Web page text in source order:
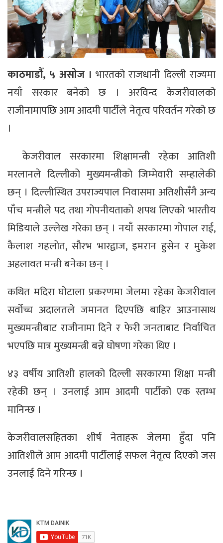
काठमाडौँ, ५ असोज । भारतको राजधानी दिल्ली राज्यमा
नयाँ सरकार बनेको छ । अरविन्द केजरीवालको
राजीनामापछि आम आदमी पार्टीले नेतृत्व परिवर्तन गरेको छ
।
केजरीवाल सरकारमा शिक्षामन्त्री रहेका आतिशी
मरलानले दिल्लीको मुख्यमन्त्रीको जिम्मेवारी सम्हालेकी
छन् । दिल्लीस्थित उपराज्यपाल निवासमा अतिशीसँगै अन्य
पाँच मन्त्रीले पद तथा गोपनीयताको शपथ लिएको भारतीय
मिडियाले उल्लेख गरेका छन् । नयाँ सरकारमा गोपाल राई,
कैलाश गहलोत, सौरभ भारद्वाज, इमरान हुसेन र मुकेश
अहलावत मन्त्री बनेका छन् ।
कथित मदिरा घोटाला प्रकरणमा जेलमा रहेका केजरीवाल
सर्वोच्च अदालतले जमानत दिएपछि बाहिर आउनासाथ
मुख्यमन्त्रीबाट राजीनामा दिने र फेरी जनताबाट निर्वाचित
भएपछि मात्र मुख्यमन्त्री बन्ने घोषणा गरेका थिए ।
४३ वर्षीय आतिशी हालको दिल्ली सरकारमा शिक्षा मन्त्री
रहेकी छन् । उनलाई आम आदमी पार्टीको एक स्तम्भ
मानिन्छ ।
केजरीवालसहितका शीर्ष नेताहरू जेलमा हुँदा पनि
आतिशीले आम आदमी पार्टीलाई सफल नेतृत्व दिएको जस
उनलाई दिने गरिन्छ ।